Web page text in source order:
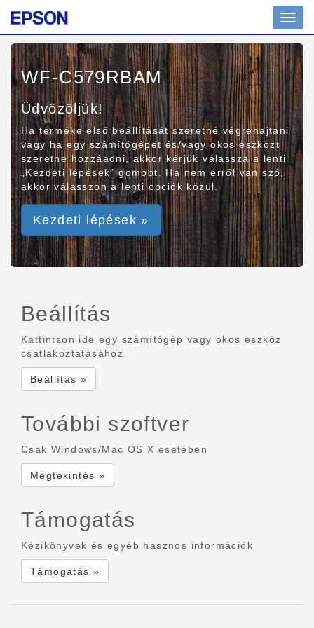
WF-C579RBAM
Üdvözöljük!
Ha terméke első beállítását szeretné végrehajtani
vagy ha egy számítógépet és/vagy okos eszközt
szeretne hozzáadni, akkor kérjük válassza a lenti
„Kezdeti lépések” gombot. Ha nem erről van szó,
akkor válasszon a lenti opciók közül.
Kezdeti lépések »
Beállítás
Kattintson ide egy számítógép vagy okos eszköz
csatlakoztatásához.
Beállítás »
További szoftver
Csak Windows/Mac OS X esetében
Megtekintés »
Támogatás
Kézikönyvek és egyéb hasznos információk
Támogatás »